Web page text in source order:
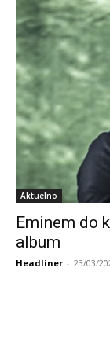
Aktuelno
Eminem do
album
Headliner - 23/03/